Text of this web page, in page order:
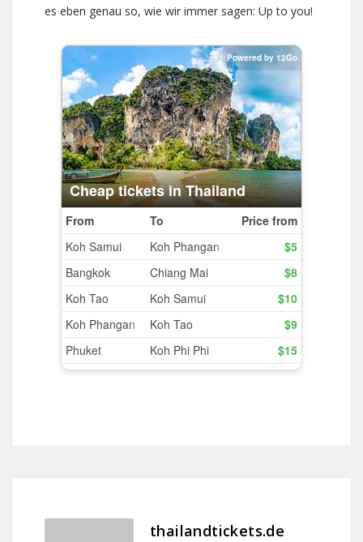
es eben genau so, wie wir immer sagen: Up to you!
thailandtickets.de